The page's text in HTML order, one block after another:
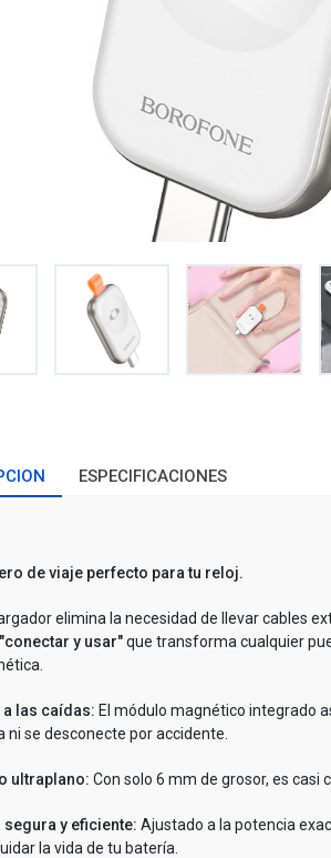
ESPECIFICACIONES
de viaje perfecto para tu reloj.
elimina la necesidad de llevar cables
"conectar y usar"que transforma cualquier
las caídas: El módulo magnético integrado
ni se desconecte por accidente.
ultraplano: Con solo 6 mm de grosor, es casi
segura y eficiente: Ajustado a la potencia
la vida de tu batería.